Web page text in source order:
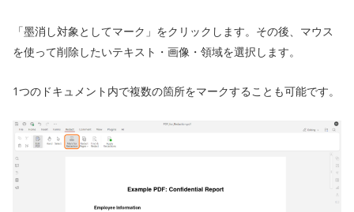
「墨消し対象としてマーク」をクリックします。その後、マウス
を使って削除したいテキスト・画像・領域を選択します。
1つのドキュメント内で複数の箇所をマークすることも可能です。